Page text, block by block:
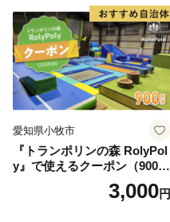
愛知県小牧市
『トランポリンの森 RolyPol
y』で使えるクーポン（900
3,000円